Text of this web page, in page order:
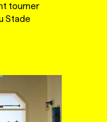
tourner
Stade